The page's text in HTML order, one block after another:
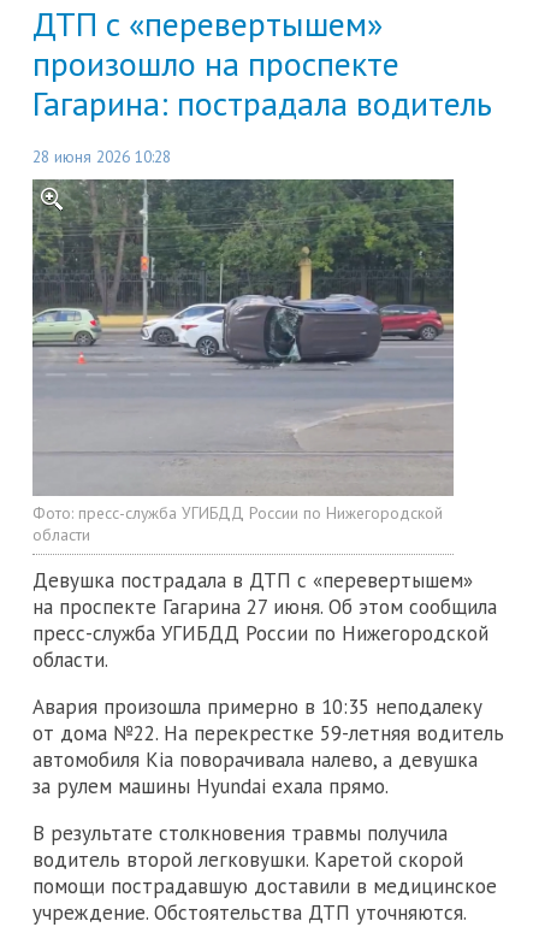
ДТП с «перевертышем»
произошло на проспекте
Гагарина: пострадала водитель
28 июня 2026 10:28
Фото: пресс-служба УГИБДД России по Нижегородской
области
Девушка пострадала в ДТП с «перевертышем»
на проспекте Гагарина 27 июня. Об этом сообщила
пресс-служба УГИБДД России по Нижегородской
области.
Авария произошла примерно в 10:35 неподалеку
от дома №22. На перекрестке 59-летняя водитель
автомобиля Kia поворачивала налево, а девушка
за рулем машины Hyundai ехала прямо.
В результате столкновения травмы получила
водитель второй легковушки. Каретой скорой
помощи пострадавшую доставили в медицинское
учреждение. Обстоятельства ДТП уточняются.